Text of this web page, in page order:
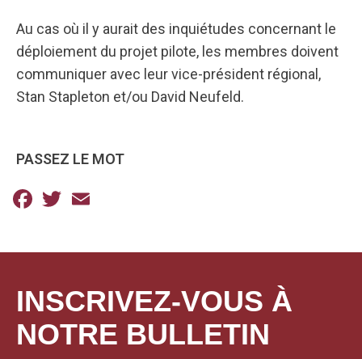
Au cas où il y aurait des inquiétudes concernant le
déploiement du projet pilote, les membres doivent
communiquer avec leur vice-président régional,
Stan Stapleton et/ou David Neufeld.
PASSEZ LE MOT
Facebook
Twitter
INSCRIVEZ-VOUS À
NOTRE BULLETIN